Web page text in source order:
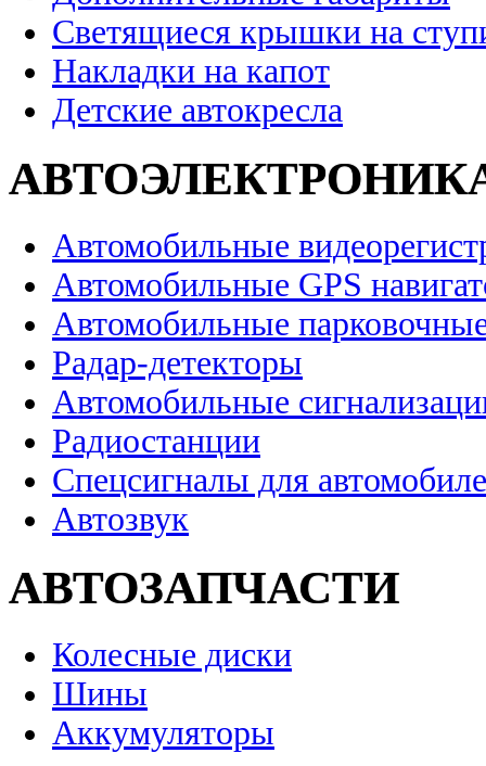
Светящиеся крышки на
Накладки на капот
Детские автокресла
Автомобильные
Автомобильные GPS
Автомобильные
Радар-детекторы
Автомобильные
Радиостанции
Спецсигналы для
Автозвук
АВТОЗАПЧАСТИ
Колесные диски
Шины
Аккумуляторы